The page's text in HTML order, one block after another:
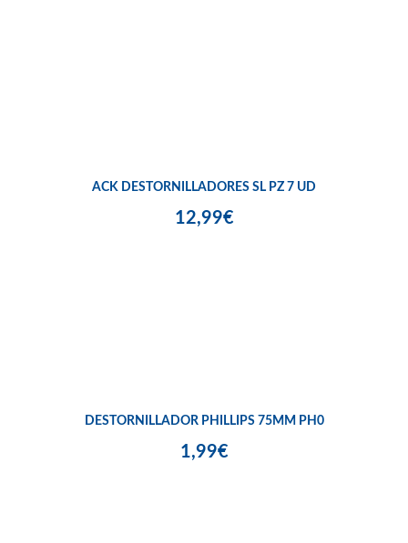
ACK DESTORNILLADORES SL PZ 7 UD
12,99€
DESTORNILLADOR PHILLIPS 75MM PH0
1,99€